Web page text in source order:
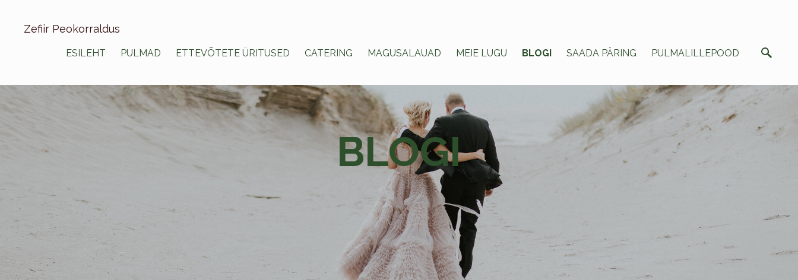
Zefiir Peokorraldus
ESILEHT PULMAD ETTEVÕTETE ÜRITUSED CATERING MAGUSALAUAD MEIE LUGU BLOGI SAADA PÄRING PULMALILLEPOOD
BLOGI
.